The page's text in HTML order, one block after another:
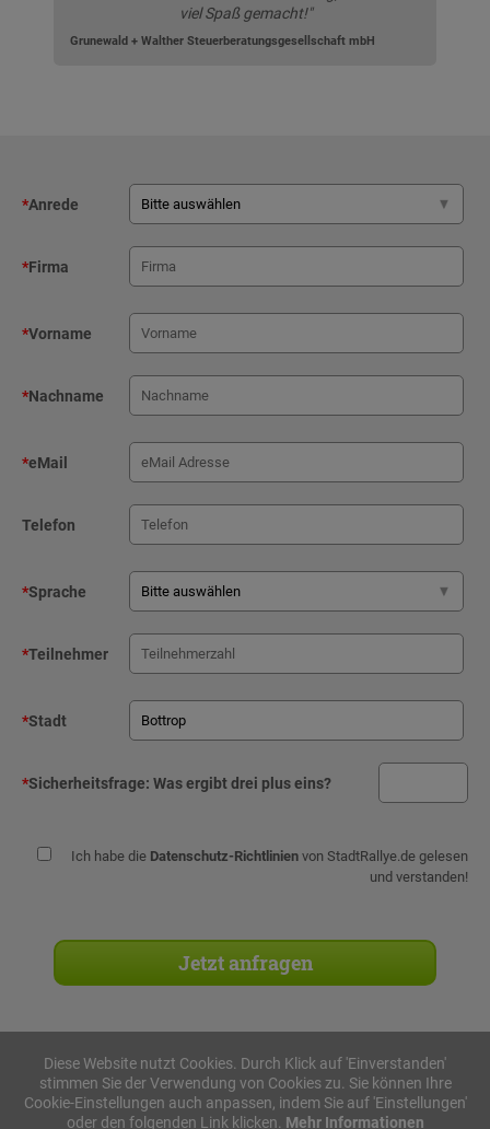
viel Spaß gemacht!"
Grunewald + Walther Steuerberatungsgesellschaft mbH
*Anrede
*Firma
*Vorname
*Nachname
*eMail
Telefon
*Sprache
*Teilnehmer
*Stadt
*Sicherheitsfrage: Was ergibt drei plus eins?
Ich habe die Datenschutz-Richtlinien von StadtRallye.de gelesen
und verstanden!
Stadtrallyes
iPad Rallye
Diese Website nutzt Cookies. Durch Klick auf 'Einverstanden'
stimmen Sie der Verwendung von Cookies zu. Sie können Ihre
Cookie-Einstellungen auch anpassen, indem Sie auf 'Einstellungen'
oder den folgenden Link klicken. Mehr Informationen